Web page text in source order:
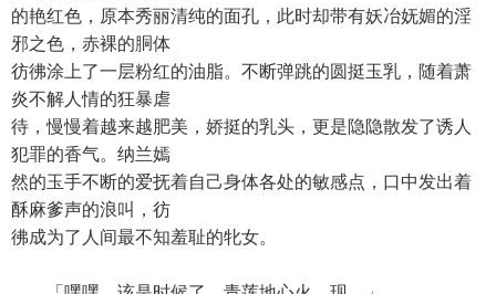
的艳红色，原本秀丽清纯的面孔，此时却带有妖冶妩媚的淫
邪之色，赤裸的胴体
彷彿涂上了一层粉红的油脂。不断弹跳的圆挺玉乳，随着萧
炎不解人情的狂暴虐
待，慢慢着越来越肥美，娇挺的乳头，更是隐隐散发了诱人
犯罪的香气。纳兰嫣
然的玉手不断的爱抚着自己身体各处的敏感点，口中发出着
酥麻爹声的浪叫，彷
彿成为了人间最不知羞耻的牝女。